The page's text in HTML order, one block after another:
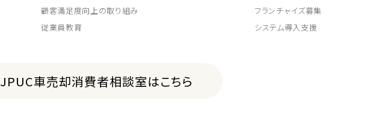
顧客満足度向上の取り組み
従業員教育
フランチャイズ募集
システム導入支援
JPUC車売却消費者相談室はこちら